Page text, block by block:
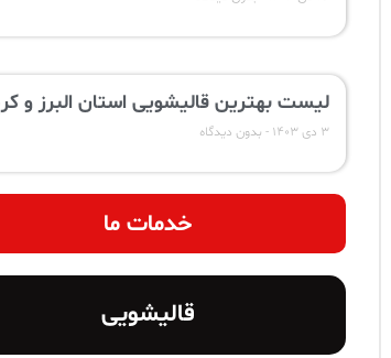
لیست بهترین قالیشویی استان البرز و
۳ دی ۱۴۰۳ بدون دیدگاه
خدمات ما
قالیشویی